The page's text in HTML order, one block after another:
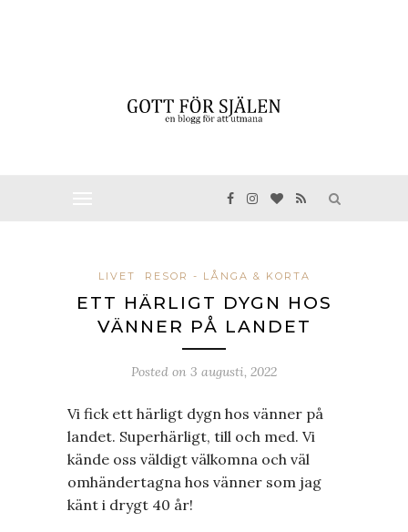
LIVET RESOR - LÅNGA & KORTA
ETT HÄRLIGT DYGN HOS
VÄNNER PÅ LANDET
Posted on 3 augusti, 2022
Vi fick ett härligt dygn hos vänner på
landet. Superhärligt, till och med. Vi
kände oss väldigt välkomna och väl
omhändertagna hos vänner som jag
känt i drygt 40 år!